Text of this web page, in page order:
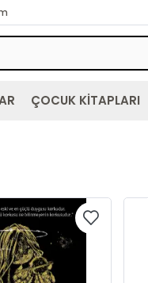
ÇOCUK KİTAPLARI